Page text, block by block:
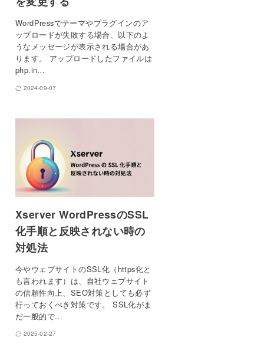
WordPressでテーマやプラグインのア
ップロードが失敗する場合、以下のよ
うなメッセージが表示される場合があ
ります。 アップロードしたファイルは
php.in…
2024-09-07
Xserver WordPressのSSL
化手順と反映されない時の
対処法
今やウェブサイトのSSL化（https化と
も言われます）は、自社ウェブサイト
の信頼性向上、SEO対策としても必ず
行っておくべき対策です。 SSL化がま
だ一般的で…
2025-02-27